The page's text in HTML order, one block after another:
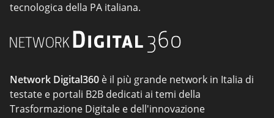
tecnologica della PA italiana.
Network Digital360 è il più grande network in Italia di
testate e portali B2B dedicati ai temi della
Trasformazione Digitale e dell'innovazione